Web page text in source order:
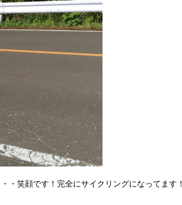
・笑顔です！完全にサイクリングになってます